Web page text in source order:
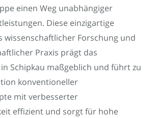
einen Weg unabhängiger
Diese einzigartige
wissenschaftlicher Forschung und
Praxis prägt das
Schipkau maßgeblich und führt zu
konventioneller
mit verbesserter
effizient und sorgt für hohe